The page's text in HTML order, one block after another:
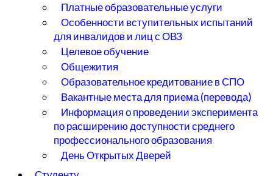
Платные образовательные услуги
Особенности вступительных испытаний
для инвалидов и лиц с ОВЗ
Целевое обучение
Общежития
Образовательное кредитование в СПО
Вакантные места для приема (перевода)
Информация о проведении эксперимента
по расширению доступности среднего
профессионального образования
День Открытых Дверей